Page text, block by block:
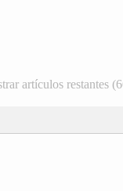
artículos restantes